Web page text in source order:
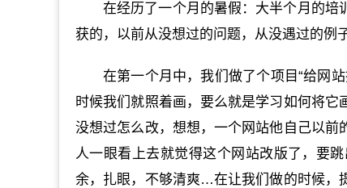
在经历了一个月的暑假：大半个月的培
获的，以前从没想过的问题，从没遇过的例
在第一个月中，我们做了个项目“给网
时候我们就照着画，要么就是学习如何将
没想过怎么改，想想，一个网站他自己以
人一眼看上去就觉得这个网站改版了，要
余，扎眼，不够清爽…在让我们做的时候，